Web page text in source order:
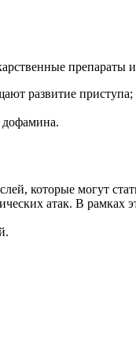
препараты
развитие приступа;
дофамина.
которые могут
атак. В рамках